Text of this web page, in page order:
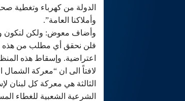
الدولة من كهرباء وتغطية
وأملاكنا العامة”.
وأضاف معوض: ولكن لنكون
فلن نحقق أي مطلب من هذه
اعتراضية. وإسقاط هذه
الثالثة هي معركة كل
الشرعية الشعبية للغطاء